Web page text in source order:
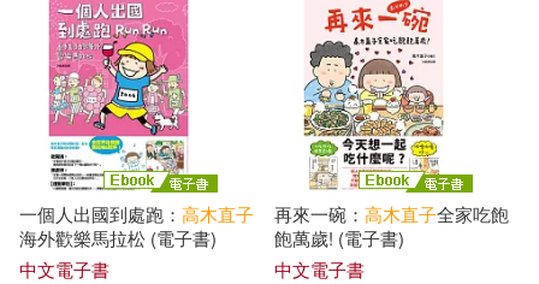
一個人出國到處跑： 高木直子
海外歡樂馬拉松 (電子書)
中文電子書
再來一碗： 高木直子全家吃飽
飽萬歲! (電子書)
中文電子書